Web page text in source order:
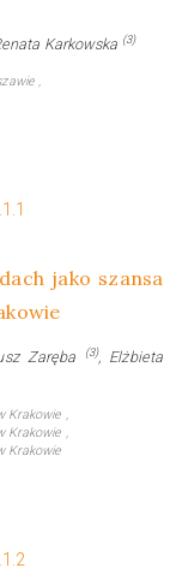
Karkowska (3)
,
jako szansa
Zaręba (3), Elżbieta
Krakowie ,
Krakowie ,
Krakowie